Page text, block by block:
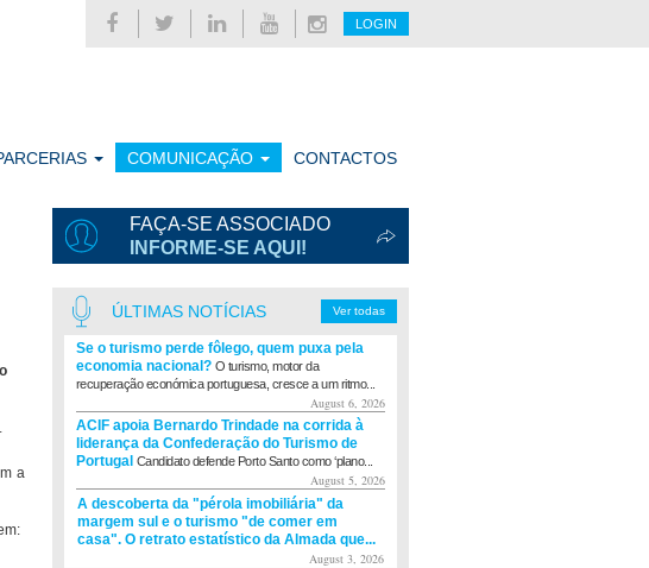
LOGIN
COMUNICAÇÃO CONTACTOS
a
FAÇA-SE ASSOCIADO
INFORME-SE AQUI!
Ver todas
ÚLTIMAS NOTÍCIAS
Se o turismo perde fôlego, quem puxa pela
economia nacional? O turismo, motor da
recuperação económica portuguesa, cresce a um ritmo...
August 6, 2026
ACIF apoia Bernardo Trindade na corrida à
liderança da Confederação do Turismo de
Portugal Candidato defende Porto Santo como ‘plano...
August 5, 2026
A descoberta da "pérola imobiliária" da
margem sul e o turismo "de comer em
casa". O retrato estatístico da Almada que...
August 3, 2026